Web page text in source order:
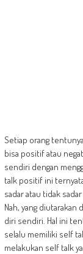
Setiap orang
bisa positif atau
sendiri dengan
talk positif ini
sadar atau tidak
Nah, yang
diri sendiri. Hal ini
selalu memiliki self
melakukan self talk